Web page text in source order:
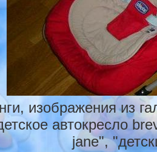
изображения из
автокресло
jane",